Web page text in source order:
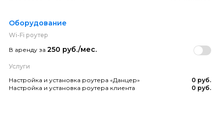
Оборудование
Wi-Fi роутер
В аренду за 250 руб./мес.
Услуги
Настройка и установка роутера «Данцер»
0 руб.
Настройка и установка роутера клиента
0 руб.